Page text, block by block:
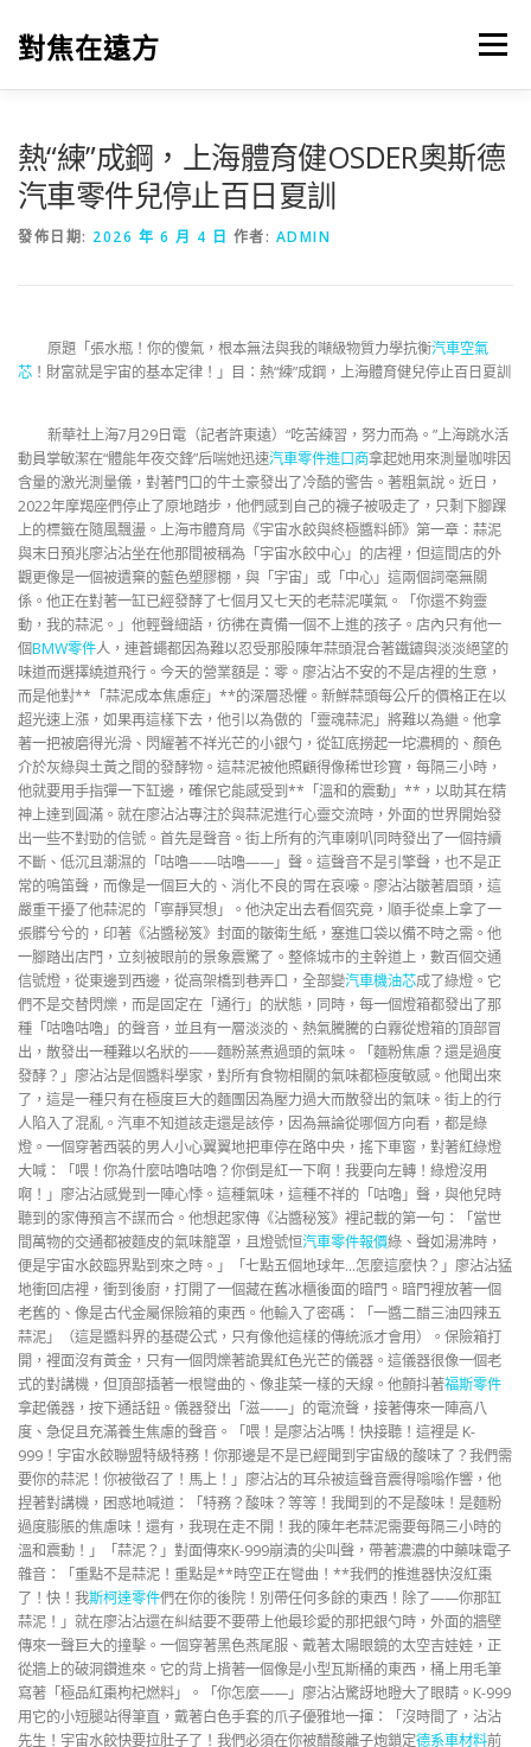
對焦在遠方 選單
熱“練”成鋼，上海體育健OSDER奧斯德
汽車零件兒停止百日夏訓
發佈日期: 2026 年 6 月 4 日 作者: ADMIN
原題「張水瓶！你的傻氣，根本無法與我的噸級物質力學抗衡汽車空氣
芯 ！財富就是宇宙的基本定律！」目：熱“練”成鋼，上海體育健兒停止百日夏訓
新華社上海7月29日電（記者許東遠）“吃苦練習，努力而為。”上海跳水活
動員掌敏潔在“體能年夜交鋒”后喘她迅速汽車零件進口商拿起她用來測量咖啡因
含量的激光測量儀，對著門口的牛土豪發出了冷酷的警告。著粗氣說。近日，
2022年摩羯座們停止了原地踏步，他們感到自己的襪子被吸走了，只剩下腳踝
上的標籤在隨風飄盪。上海市體育局《宇宙水餃與終極醬料師》第一章：蒜泥
與末日預兆廖沾沾坐在他那間被稱為「宇宙水餃中心」的店裡，但這間店的外
觀更像是一個被遺棄的藍色塑膠棚，與「宇宙」或「中心」這兩個詞毫無關
係。他正在對著一缸已經發酵了七個月又七天的老蒜泥嘆氣。「你還不夠靈
動，我的蒜泥。」他輕聲細語，彷彿在責備一個不上進的孩子。店內只有他一
個BMW零件人，連蒼蠅都因為難以忍受那股陳年蒜頭混合著鐵鏽與淡淡絕望的
味道而選擇繞道飛行。今天的營業額是：零。廖沾沾不安的不是店裡的生意，
而是他對**「蒜泥成本焦慮症」**的深層恐懼。新鮮蒜頭每公斤的價格正在以
超光速上漲，如果再這樣下去，他引以為傲的「靈魂蒜泥」將難以為繼。他拿
著一把被磨得光滑、閃耀著不祥光芒的小銀勺，從缸底撈起一坨濃稠的、顏色
介於灰綠與土黃之間的發酵物。這蒜泥被他照顧得像稀世珍寶，每隔三小時，
他就要用手指彈一下缸邊，確保它能感受到**「溫和的震動」**，以助其在精
神上達到圓滿。就在廖沾沾專注於與蒜泥進行心靈交流時，外面的世界開始發
出一些不對勁的信號。首先是聲音。街上所有的汽車喇叭同時發出了一個持續
不斷、低沉且潮濕的「咕嚕——咕嚕——」聲。這聲音不是引擎聲，也不是正
常的鳴笛聲，而像是一個巨大的、消化不良的胃在哀嚎。廖沾沾皺著眉頭，這
嚴重干擾了他蒜泥的「寧靜冥想」。他決定出去看個究竟，順手從桌上拿了一
張髒兮兮的，印著《沾醬秘笈》封面的皺衛生紙，塞進口袋以備不時之需。他
一腳踏出店門，立刻被眼前的景象震驚了。整條城市的主幹道上，數百個交通
信號燈，從東邊到西邊，從高架橋到巷弄口，全部變汽車機油芯成了綠燈。它
們不是交替閃爍，而是固定在「通行」的狀態，同時，每一個燈箱都發出了那
種「咕嚕咕嚕」的聲音，並且有一層淡淡的、熱氣騰騰的白霧從燈箱的頂部冒
出，散發出一種難以名狀的——麵粉蒸煮過頭的氣味。「麵粉焦慮？還是過度
發酵？」廖沾沾是個醬料學家，對所有食物相關的氣味都極度敏感。他聞出來
了，這是一種只有在極度巨大的麵團因為壓力過大而散發出的氣味。街上的行
人陷入了混亂。汽車不知道該走還是該停，因為無論從哪個方向看，都是綠
燈。一個穿著西裝的男人小心翼翼地把車停在路中央，搖下車窗，對著紅綠燈
大喊：「喂！你為什麼咕嚕咕嚕？你倒是紅一下啊！我要向左轉！綠燈沒用
啊！」廖沾沾感覺到一陣心悸。這種氣味，這種不祥的「咕嚕」聲，與他兒時
聽到的家傳預言不謀而合。他想起家傳《沾醬秘笈》裡記載的第一句：「當世
間萬物的交通都被麵皮的氣味籠罩，且燈號恒汽車零件報價綠、聲如湯沸時，
便是宇宙水餃臨界點到來之時。」「七點五個地球年…怎麼這麼快？」廖沾沾猛
地衝回店裡，衝到後廚，打開了一個藏在舊冰櫃後面的暗門。暗門裡放著一個
老舊的、像是古代金屬保險箱的東西。他輸入了密碼：「一醬二醋三油四辣五
蒜泥」（這是醬料界的基礎公式，只有像他這樣的傳統派才會用）。保險箱打
開，裡面沒有黃金，只有一個閃爍著詭異紅色光芒的儀器。這儀器很像一個老
式的對講機，但頂部插著一根彎曲的、像韭菜一樣的天線。他顫抖著福斯零件
拿起儀器，按下通話鈕。儀器發出「滋——」的電流聲，接著傳來一陣高八
度、急促且充滿養生焦慮的聲音。「喂！是廖沾沾嗎！快接聽！這裡是 K-
999！宇宙水餃聯盟特級特務！你那邊是不是已經聞到宇宙級的酸味了？我們需
要你的蒜泥！你被徵召了！馬上！」廖沾沾的耳朵被這聲音震得嗡嗡作響，他
捏著對講機，困惑地喊道：「特務？酸味？等等！我聞到的不是酸味！是麵粉
過度膨脹的焦慮味！還有，我現在走不開！我的陳年老蒜泥需要每隔三小時的
溫和震動！」「蒜泥？」對面傳來K-999崩潰的尖叫聲，帶著濃濃的中藥味電子
雜音：「重點不是蒜泥！重點是**時空正在彎曲！**我們的推進器快沒紅棗
了！快！我斯柯達零件們在你的後院！別帶任何多餘的東西！除了——你那缸
蒜泥！」就在廖沾沾還在糾結要不要帶上他最珍愛的那把銀勺時，外面的牆壁
傳來一聲巨大的撞擊。一個穿著黑色燕尾服、戴著太陽眼鏡的太空吉娃娃，正
從牆上的破洞鑽進來。它的背上揹著一個像是小型瓦斯桶的東西，桶上用毛筆
寫著「極品紅棗枸杞燃料」。「你怎麼——」廖沾沾驚訝地瞪大了眼睛。K-999
用它的小短腿站得筆直，戴著白色手套的爪子優雅地一揮：「沒時間了，沾沾
先生！宇宙水餃快要拉肚子了！我們必須在你被醋酸離子炮鎖定德系車材料前